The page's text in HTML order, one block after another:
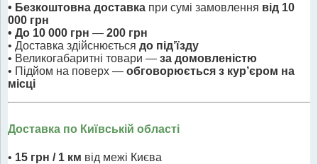
• Безкоштовна доставка при сумі замовлення від 10
000 грн
• До 10 000 грн — 200 грн
• Доставка здійснюється до під’їзду
• Великогабаритні товари — за домовленістю
• Підйом на поверх — обговорюється з кур’єром на
місці
Доставка по Київській області
• 15 грн / 1 км від межі Києва